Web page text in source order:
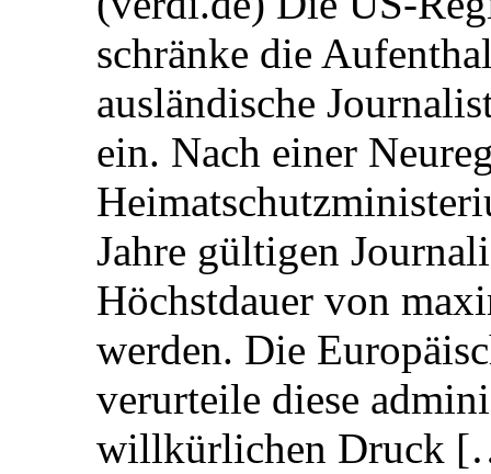
schränke die
ausländische
ein. Nach einer
Jahre gültigen
Höchstdauer von
werden. Die
verurteile diese
willkürlichen Druck